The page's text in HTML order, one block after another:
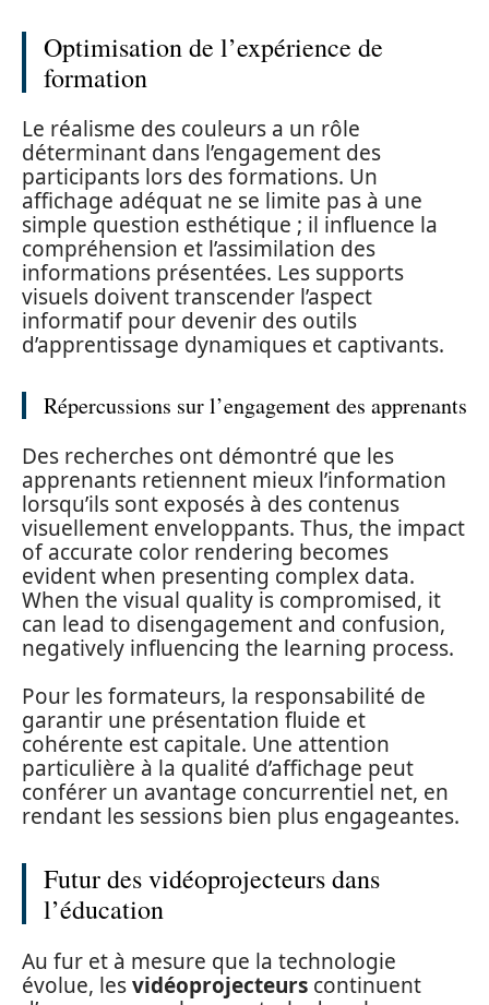
Optimisation de l’expérience de
formation
Le réalisme des couleurs a un rôle
déterminant dans l’engagement des
participants lors des formations. Un
affichage adéquat ne se limite pas à une
simple question esthétique ; il influence la
compréhension et l’assimilation des
informations présentées. Les supports
visuels doivent transcender l’aspect
informatif pour devenir des outils
d’apprentissage dynamiques et captivants.
Répercussions sur l’engagement des apprenants
Des recherches ont démontré que les
apprenants retiennent mieux l’information
lorsqu’ils sont exposés à des contenus
visuellement enveloppants. Thus, the impact
of accurate color rendering becomes
evident when presenting complex data.
When the visual quality is compromised, it
can lead to disengagement and confusion,
negatively influencing the learning process.
Pour les formateurs, la responsabilité de
garantir une présentation fluide et
cohérente est capitale. Une attention
particulière à la qualité d’affichage peut
conférer un avantage concurrentiel net, en
rendant les sessions bien plus engageantes.
Futur des vidéoprojecteurs dans
l’éducation
Au fur et à mesure que la technologie
évolue, lesvidéoprojecteurs continuent